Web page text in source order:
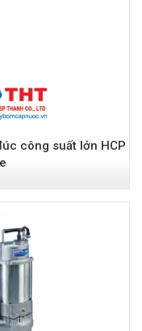
công suất lớn HCP